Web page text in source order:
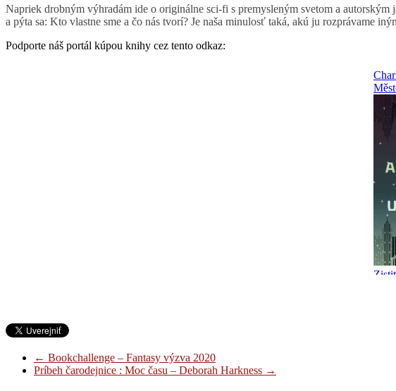
Napriek drobným výhradám ide o originálne sci-fi s premysleným svetom a
a pýta sa: Kto vlastne sme a čo nás tvorí? Je naša minulosť taká, akú ju rozprávame
Podporte náš portál kúpou knihy cez tento odkaz:
← Bookchallenge – Fantasy výzva 2020
Príbeh čarodejnice : Moc času – Deborah Harkness →